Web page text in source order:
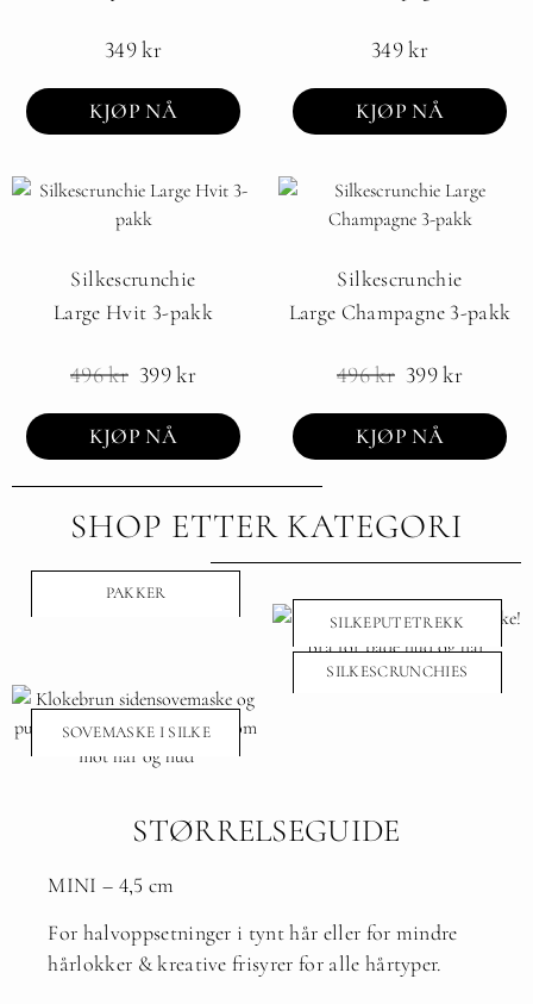
349kr
KJØP NÅ
349kr
KJØP NÅ
Silkescrunchie
Large Hvit 3-pakk
496kr 399kr
KJØP NÅ
Silkescrunchie
Large Champagne 3-pakk
496kr 399kr
KJØP NÅ
SHOP ETTER KATEGORI
PAKKER
SILKEPUTETREKK
SOVEMASKE I SILKE
SILKESCRUNCHIES
STØRRELSEGUIDE
MINI – 4,5 cm
For halvoppsetninger i tynt hår eller for mindre
hårlokker & kreative frisyrer for alle hårtyper.